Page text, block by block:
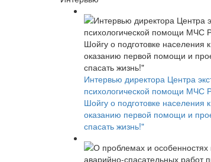
Интервью директора Центра
психологической помощи МЧС
Шойгу о подготовке населения
оказанию первой помощи и
спасать жизнь!"